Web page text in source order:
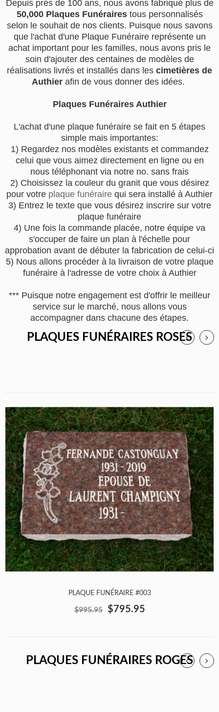
Depuis près de 100 ans, nous avons fabriqué plus de
50,000 Plaques Funérairestous personnalisés
selon le souhait de nos clients. Puisque nous savons
que l'achat d'une Plaque Funéraire représente un
achat important pour les familles, nous avons pris le
soin d'ajouter des centaines de modèles de
réalisations livrés et installés dans les cimetières de
Authier afin de vous donner des idées.
Plaques Funéraires Authier
L'achat d'une plaque funéraire se fait en 5 étapes
simple mais importantes:
1) Regardez nos modèles existants et commandez
celui que vous aimez directement en ligne ou en
nous téléphonant via notre no. sans frais
2) Choisissez la couleur du granit que vous désirez
pour votre plaque funéraire qui sera installé à Authier
3) Entrez le texte que vous désirez inscrire sur votre
plaque funéraire
4) Une fois la commande placée, notre équipe va
s'occuper de faire un plan à l'échelle pour
approbation avant de débuter la fabrication de celui-ci
5) Nous allons procéder à la livraison de votre plaque
funéraire à l'adresse de votre choix à Authier
*** Puisque notre engagement est d'offrir le meilleur
service sur le marché, nous allons vous
accompagner dans chacune des étapes.
PLAQUES FUNÉRAIRES ROSES
PLAQUE FUNÉRAIRE #003
$995.95 $795.95
PLAQUES FUNÉRAIRES ROGES